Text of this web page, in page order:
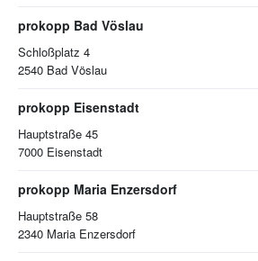
prokopp Bad Vöslau
Schloßplatz 4
2540 Bad Vöslau
prokopp Eisenstadt
Hauptstraße 45
7000 Eisenstadt
prokopp Maria Enzersdorf
Hauptstraße 58
2340 Maria Enzersdorf